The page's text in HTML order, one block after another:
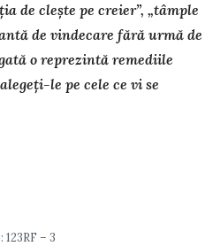
de clește pe creier”, „tâm­ple
de vindecare fără urmă de
o reprezintă remediile
le pe cele ce vi se
123RF – 3